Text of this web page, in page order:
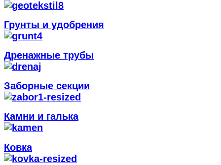
Грунты и удобрения
Дренажные трубы
Заборные секции
Камни и галька
Ковка